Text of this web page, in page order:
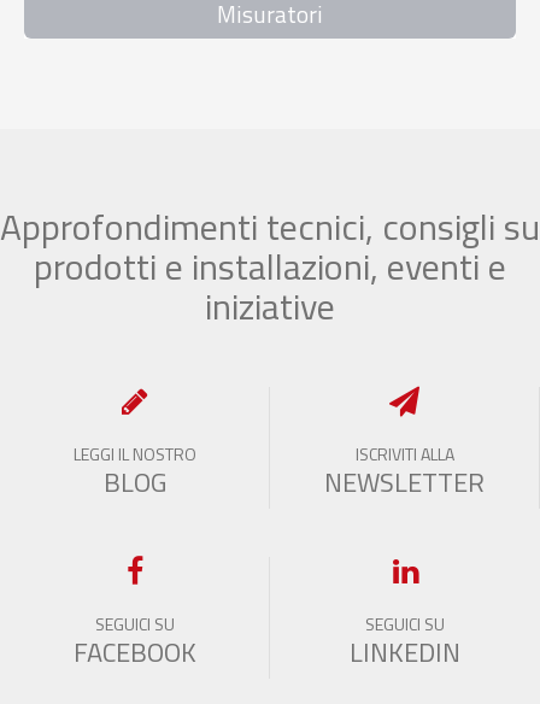
Misuratori
Approfondimenti tecnici, consigli su
prodotti e installazioni, eventi e
iniziative
LEGGI IL NOSTRO
BLOG
ISCRIVITI ALLA
NEWSLETTER
SEGUICI SU
FACEBOOK
SEGUICI SU
LINKEDIN